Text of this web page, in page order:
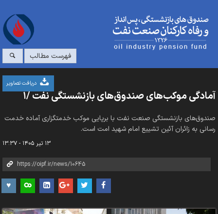
فهرست مطالب
دریافت تصاویر
آمادگی موکب‌های صندوق‌های بازنشستگی نفت /۱
صندوق‌های بازنشستگی صنعت نفت با برپایی موکب خدمتگزاری آماده خدمت
رسانی به زائران آئین تشییع امام شهید امت است.
۱۳ تیر ۱۴۰۵ - ۱۳:۳۷